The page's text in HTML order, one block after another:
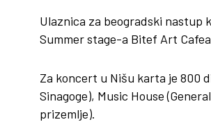
Ulaznica za beogradski nastup
Summer stage-a Bitef Art
Za koncert u Nišu karta je 800
Sinagoge), Music House
prizemlje).